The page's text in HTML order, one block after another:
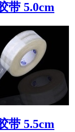
带 5.0cm
带 5.5cm